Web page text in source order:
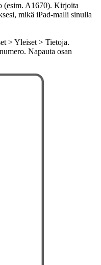
(esim. A1670). Kirjoita
mikä iPad-malli sinulla
> Yleiset > Tietoja.
Napauta osan